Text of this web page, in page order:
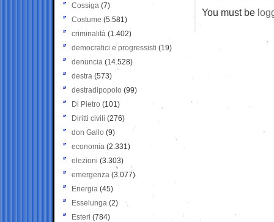
You must be
Cossiga (7)
Costume (5.581)
criminalità (1.402)
democratici e progressisti (19)
denuncia (14.528)
destra (573)
destradipopolo (99)
Di Pietro (101)
Diritti civili (276)
don Gallo (9)
economia (2.331)
elezioni (3.303)
emergenza (3.077)
Energia (45)
Esselunga (2)
Esteri (784)